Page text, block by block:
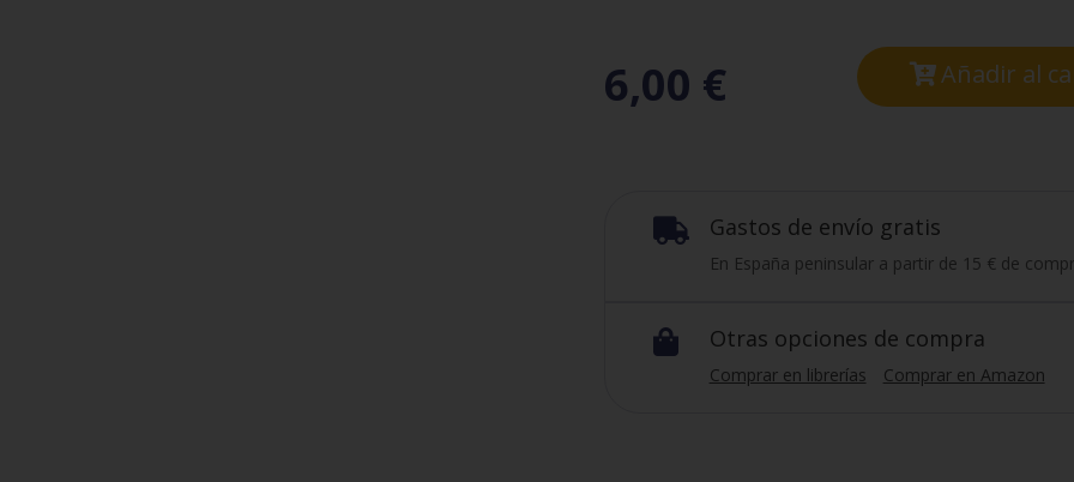
6,00 € Añadir al
 Gastos de envío gratis
En España peninsular a partir de 15 € de
 Otras opciones de compra
Comprar en librerías Comprar en Amazon